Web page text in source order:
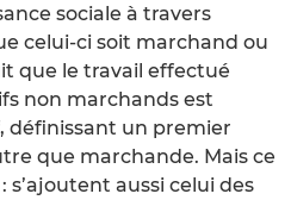
sociale à travers
celui-ci soit marchand ou
que le travail effectué
non marchands est
un premier
que marchande. Mais ce
s’ajoutent aussi celui des